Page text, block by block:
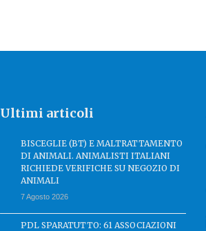
Ultimi articoli
BISCEGLIE (BT) E MALTRATTAMENTO
DI ANIMALI. ANIMALISTI ITALIANI
RICHIEDE VERIFICHE SU NEGOZIO DI
ANIMALI
7 Agosto 2026
PDL SPARATUTTO: 61 ASSOCIAZIONI